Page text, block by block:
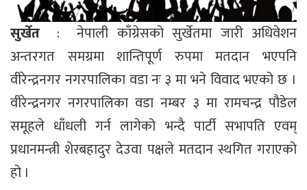
सुर्खेत : नेपाली काँग्रेसको सुर्खेतमा जारी अधिवेशन
अन्तरगत समग्रमा शान्तिपूर्ण रुपमा मतदान भएपनि
वीरेन्द्रनगर नगरपालिका वडा नः ३ मा भने विवाद भएको छ ।
वीरेन्द्रनगर नगरपालिका वडा नम्बर ३ मा रामचन्द्र पौडेल
समूहले धाँधली गर्न लागेको भन्दै पार्टी सभापति एवम्
प्रधानमन्त्री शेरबहादुर देउवा पक्षले मतदान स्थगित गराएको
हो ।